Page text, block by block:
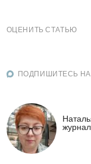
ОЦЕНИТЬ СТАТЬЮ
ПОДПИШИТЕСЬ НА